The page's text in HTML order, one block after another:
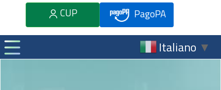
CUP
PagoPA
Italiano ▼